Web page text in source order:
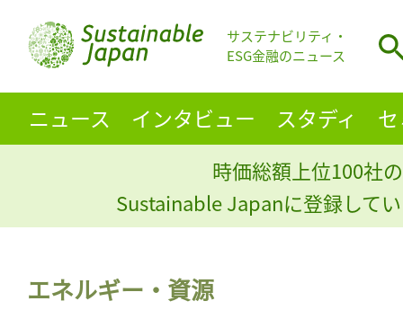
サステナビリティ・
ESG金融のニュース
ニュース インタビュー スタディ
時価総額上位100社
Sustainable Japanに登録して
エネルギー・資源